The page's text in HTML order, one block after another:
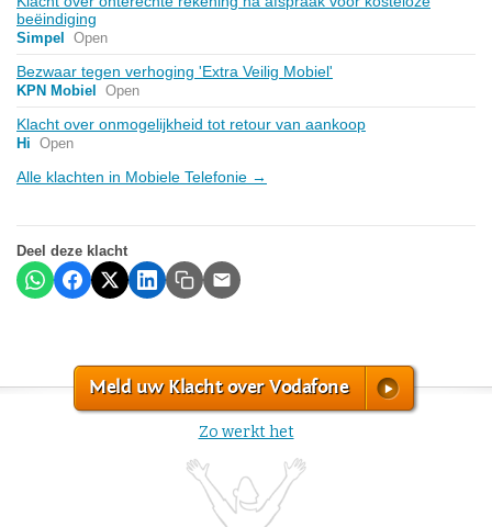
beëindiging
Simpel Open
Bezwaar tegen verhoging 'Extra Veilig Mobiel'
KPN Mobiel Open
Klacht over onmogelijkheid tot retour van aankoop
Hi Open
Alle klachten in Mobiele Telefonie →
Deel deze klacht
Meld uw Klacht over Vodafone
Zo werkt het